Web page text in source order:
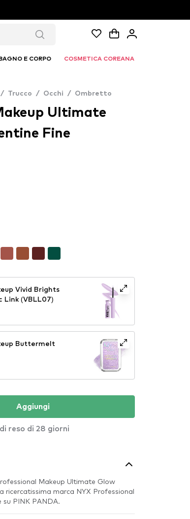
BAGNO E CORPO COSMETICA COREANA
/ Trucco / Occhi / Ombretto
Ultimate
Fine
Vivid Brights
Link (VBLL07)
Buttermelt
Aggiungi
reso di 28 giorni
Makeup Ultimate Glow
ricercatissima marca NYX Professional
su PINK PANDA.